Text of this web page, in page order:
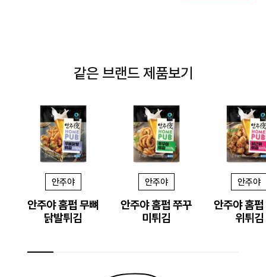
같은 브랜드 제품보기
안주야
안주야 홈펍 무뼈
닭발튀김
안주야
안주야 홈펍 쭈꾸
미튀김
안주야
안주야 홈
위튀김